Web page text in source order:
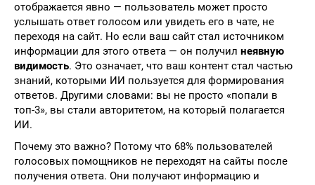
отображается явно — пользователь может просто
услышать ответ голосом или увидеть его в чате, не
переходя на сайт. Но если ваш сайт стал источником
информации для этого ответа — он получил неявную
видимость. Это означает, что ваш контент стал частью
знаний, которыми ИИ пользуется для формирования
ответов. Другими словами: вы не просто «попали в
топ-3», вы стали авторитетом, на который полагается
ИИ.
Почему это важно? Потому что 68% пользователей
голосовых помощников не переходят на сайты после
получения ответа. Они получают информацию и